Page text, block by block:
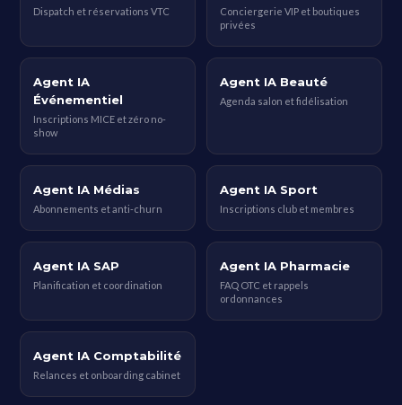
Dispatch et réservations VTC
Conciergerie VIP et boutiques
privées
Agent IA
Événementiel
Inscriptions MICE et zéro no-
show
Agent IA Beauté
Agenda salon et fidélisation
Agent IA Médias
Abonnements et anti-churn
Agent IA Sport
Inscriptions club et membres
Agent IA SAP
Planification et coordination
Agent IA Pharmacie
FAQ OTC et rappels
ordonnances
Agent IA Comptabilité
Relances et onboarding cabinet